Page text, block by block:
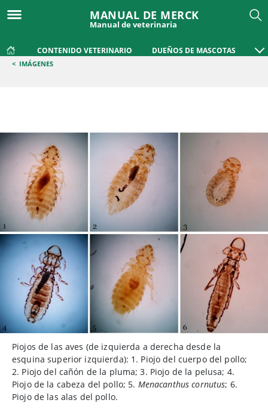
MANUAL DE MERCK
Manual de veterinaria
CONTENIDO VETERINARIO DUEÑOS DE MASCOTAS
< IMÁGENES
Piojos de las aves (de izquierda a derecha desde la
esquina superior izquierda): 1. Piojo del cuerpo del pollo;
2. Piojo del cañón de la pluma; 3. Piojo de la pelusa; 4.
Piojo de la cabeza del pollo; 5. Menacanthus cornutus; 6.
Piojo de las alas del pollo.